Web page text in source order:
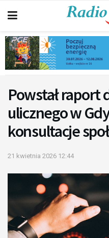
Powstał raport
ulicznego w
konsultacje
21 kwietnia 2026 12:44